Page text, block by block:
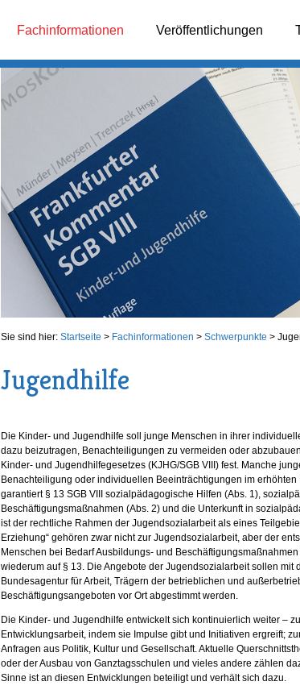
Fachinformationen Veröffentlichungen
Sie sind hier: Startseite > Fachinformationen > Schwerpunkte >
Jugendhilfe
Die Kinder- und Jugendhilfe soll junge Menschen in ihrer
dazu beizutragen, Benachteiligungen zu vermeiden oder
Kinder- und Jugendhilfegesetzes (KJHG/SGB VIII) fest. Manche
Benachteiligung oder individuellen Beeinträchtigungen im
garantiert § 13 SGB VIII sozialpädagogische Hilfen (Abs. 1),
Beschäftigungsmaßnahmen (Abs. 2) und die Unterkunft in
ist der rechtliche Rahmen der Jugendsozialarbeit als eines
Erziehung“ gehören zwar nicht zur Jugendsozialarbeit, aber der
Menschen bei Bedarf Ausbildungs- und
wiederum auf § 13. Die Angebote der Jugendsozialarbeit sollen mit
Bundesagentur für Arbeit, Trägern der betrieblichen und
Beschäftigungsangeboten vor Ort abgestimmt werden.
Die Kinder- und Jugendhilfe entwickelt sich kontinuierlich weiter –
Entwicklungsarbeit, indem sie Impulse gibt und Initiativen ergreift;
Anfragen aus Politik, Kultur und Gesellschaft. Aktuelle
oder der Ausbau von Ganztagsschulen und vieles andere zählen
Sinne ist an diesen Entwicklungen beteiligt und verhält sich dazu.